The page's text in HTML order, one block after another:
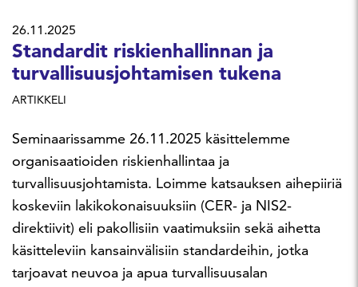
26.11.2025
Standardit riskienhallinnan ja
turvallisuusjohtamisen tukena
ARTIKKELI
Seminaarissamme 26.11.2025 käsittelemme
organisaatioiden riskienhallintaa ja
turvallisuusjohtamista. Loimme katsauksen aihepiiriä
koskeviin lakikokonaisuuksiin (CER- ja NIS2-
direktiivit) eli pakollisiin vaatimuksiin sekä aihetta
käsitteleviin kansainvälisiin standardeihin, jotka
tarjoavat neuvoa ja apua turvallisuusalan